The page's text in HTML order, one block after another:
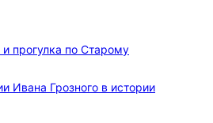
прогулка по Старому
Ивана Грозного в истории